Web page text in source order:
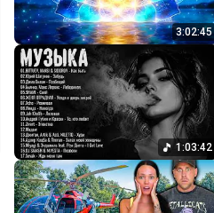
3:02:45
1:03:42